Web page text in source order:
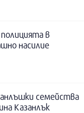
в
насилие
семейства
Казанлък